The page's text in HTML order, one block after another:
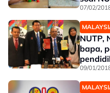
07/02/
NUTP,
bapa,
09/01/